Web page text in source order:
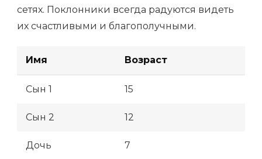
сетях. Поклонники всегда радуются видеть
их счастливыми и благополучными.
Имя Возраст
Сын 1 15
Сын 2 12
Дочь 7